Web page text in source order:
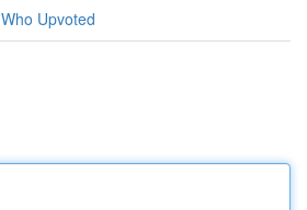
Who Upvoted